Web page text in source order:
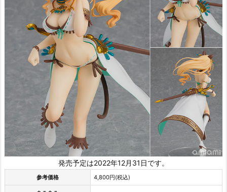
発売予定は2022年12月31日です。
参考価格 4,800円(税込)